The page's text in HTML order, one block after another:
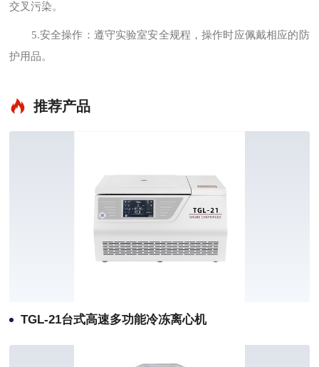
交叉污染。
5.安全操作：遵守实验室安全规程，操作时应佩戴相应的防
护用品。
推荐产品
TGL-21台式高速多功能冷冻离心机